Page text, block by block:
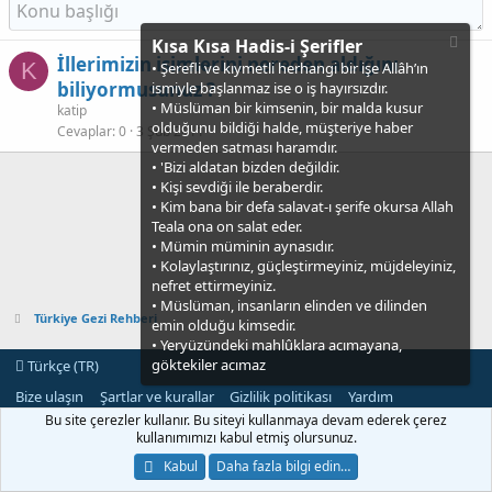
K
İllerimizin isimlerini nereden aldığını
biliyormusunuz ?
katip
Cevaplar 0 3 Şub 2011
Türkiye Gezi Rehberi
Türkçe (TR)
Bize ulaşın
Şartlar ve kurallar Gizlilik politikası
Yardım
Ana sayfa
R
Community platform by XenForo ® © 2010-2021 XenForo Ltd.
[XGT] Forum statistics system- XenGenTr
Kısa Kısa Hadis-i Şerifler
• Şerefli ve kıymetli herhangi bir işe Allâh’ın
ismiyle başlanmaz ise o iş hayırsızdır.
• Müslüman bir kimsenin, bir malda kusur
olduğunu bildiği halde, müşteriye haber
vermeden satması haramdır.
• 'Bizi aldatan bizden değildir.
• Kişi sevdiği ile beraberdir.
• Kim bana bir defa salavat-ı şerife okursa Allah
Teala ona on salat eder.
• Mümin müminin aynasıdır.
• Kolaylaştırınız, güçleştirmeyiniz, müjdeleyiniz,
nefret ettirmeyiniz.
• Müslüman, insanların elinden ve dilinden
emin olduğu kimsedir.
• Yeryüzündeki mahlûklara acımayana,
göktekiler acımaz
Bu site çerezler kullanır. Bu siteyi kullanmaya devam ederek çerez
kullanımımızı kabul etmiş olursunuz.
Kabul
Daha fazla bilgi edin…